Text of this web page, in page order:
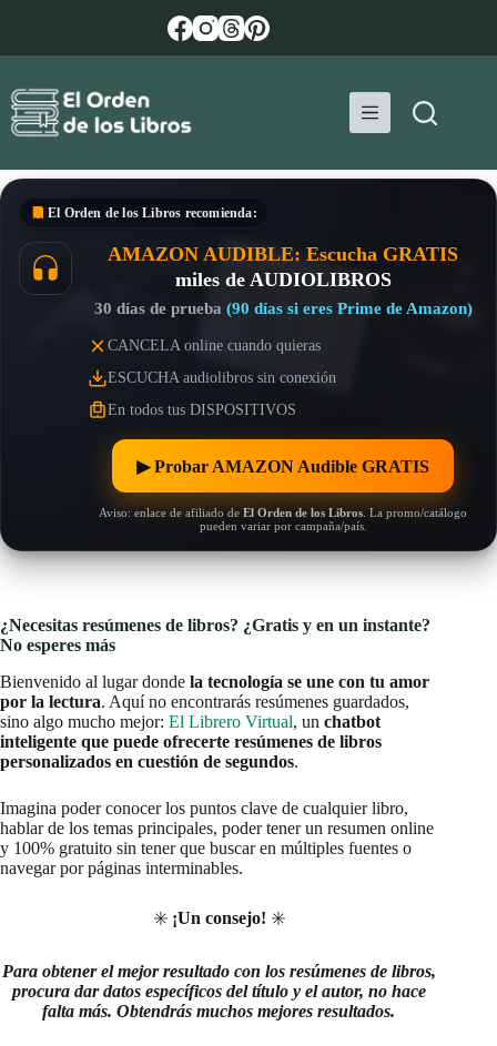
El Orden de los Libros recomienda:
AMAZON AUDIBLE: Escucha GRATIS
miles de AUDIOLIBROS
30 días de prueba (90 días si eres Prime de Amazon)
CANCELA online cuando quieras
ESCUCHA audiolibros sin conexión
En todos tus DISPOSITIVOS
▶︎ Probar AMAZON Audible GRATIS
Aviso: enlace de afiliado de El Orden de los Libros . La promo/catálogo
pueden variar por campaña/país.
¿Necesitas resúmenes de libros? ¿Gratis y en un instante?
No esperes más
Bienvenido al lugar donde la tecnología se une con tu amor
por la lectura. Aquí no encontrarás resúmenes guardados,
sino algo mucho mejor: El Librero Virtual, un chatbot
inteligente que puede ofrecerte resúmenes de libros
personalizados en cuestión de segundos.
Imagina poder conocer los puntos clave de cualquier libro,
hablar de los temas principales, poder tener un resumen online
y 100% gratuito sin tener que buscar en múltiples fuentes o
navegar por páginas interminables.
✳️ ¡Un consejo! ✳️
Para obtener el mejor resultado con los resúmenes de libros,
procura dar datos específicos del título y el autor, no hace
falta más. Obtendrás muchos mejores resultados.